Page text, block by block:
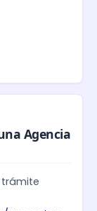
Agencia
trámite